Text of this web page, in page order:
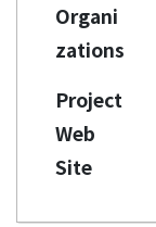
Organi
zations
Project
Web
Site